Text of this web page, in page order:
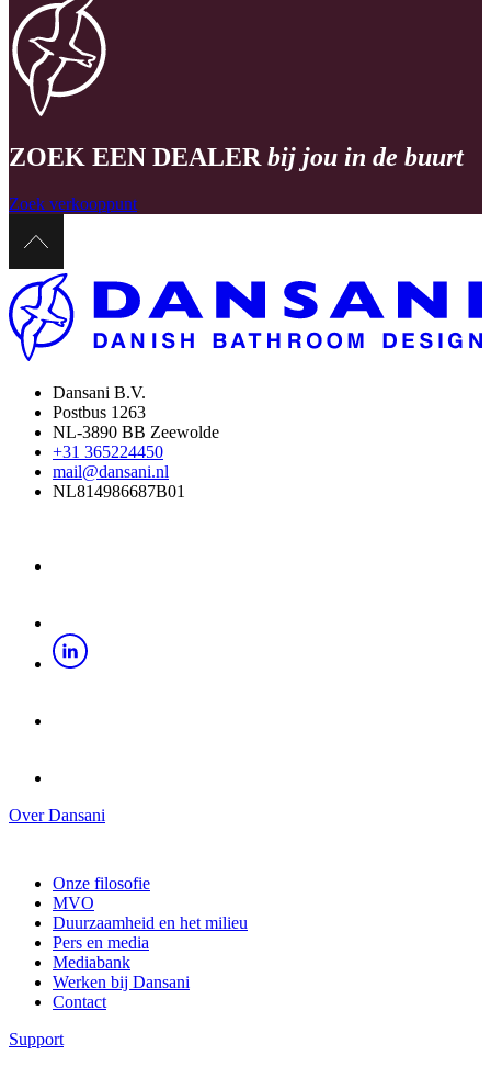
ZOEK EEN DEALER bij jou in de buurt
Zoek verkooppunt
Dansani B.V.
Postbus 1263
NL-3890 BB Zeewolde
+31 365224450
mail@dansani.nl
NL814986687B01
Over Dansani
Onze filosofie
MVO
Duurzaamheid en het milieu
Pers en media
Mediabank
Werken bij Dansani
Contact
Support